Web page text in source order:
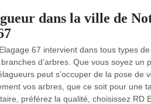
dans la ville de
67 intervient dans tous types
d’arbres. Que vous soyez
peut s’occuper de la pose
vos arbres, que ce soit pour une
préférez la qualité, choisissez RD